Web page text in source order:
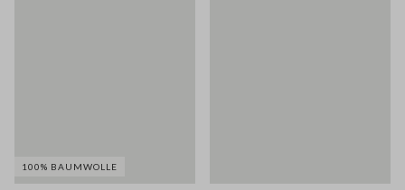
100% BAUMWOLLE